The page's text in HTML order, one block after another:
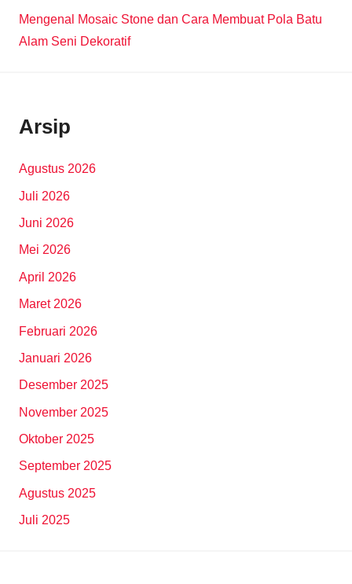
Mengenal Mosaic Stone dan Cara Membuat Pola Batu
Alam Seni Dekoratif
Arsip
Agustus 2026
Juli 2026
Juni 2026
Mei 2026
April 2026
Maret 2026
Februari 2026
Januari 2026
Desember 2025
November 2025
Oktober 2025
September 2025
Agustus 2025
Juli 2025